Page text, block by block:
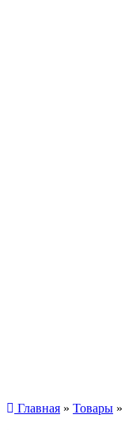
Главная » Товары »